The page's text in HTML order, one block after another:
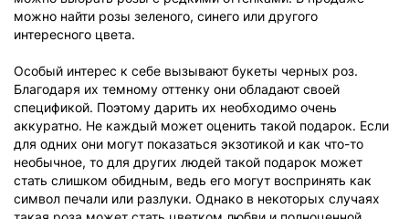
можно найти розы зеленого, синего или другого
интересного цвета.
Особый интерес к себе вызывают букеты черных роз.
Благодаря их темному оттенку они обладают своей
спецификой. Поэтому дарить их необходимо очень
аккуратно. Не каждый может оценить такой подарок. Если
для одних они могут показаться экзотикой и как что-то
необычное, то для других людей такой подарок может
стать слишком обидным, ведь его могут воспринять как
символ печали или разлуки. Однако в некоторых случаях